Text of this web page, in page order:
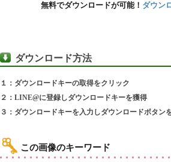
無料でダウンロードが可能！ ダウン
ダウンロード方法
１：ダウンロードキーの取得をクリック
２：LINE@に登録しダウンロードキーを獲得
３：ダウンロードキーを入力しダウンロードボタン
この画像のキーワード